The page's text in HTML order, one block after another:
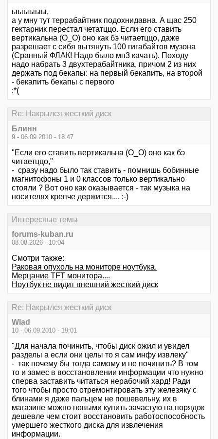
ыыыыыы,
а у мну тут террабайтник подохнидавна. А щас 250
гектарник перестал четатццо. Если его ставить
вертикальна (О_О) оно как бэ читаетццо, даже
разрешает с сибя вытянуть 100 гигабайтов музона
(Сранный ФЛАК! Надо было мп3 качать). Походу
надо набрать 3 двухтерабайтника, причом 2 из них
держать под бекапы: на первый бекапить, на второй
- бекапить бекапы с первого
:*(
Re: Накрылся жесткий диск
Блинн
9 - 06.09.2010 - 18:47
"Если его ставить вертикальна (О_О) оно как бэ
читаетццо,"
- сразу надо было так ставить - помнишь бобинные
магнитофоны 1 и 0 классов только вертикально
стояли ? Вот оно как оказывается - так музыка на
носителях крепче держится.... :-)
Интересные темы
forums-kuban.ru
08.08.2026 - 10:04
Смотри также:
Раковая опухоль на мониторе ноутбука.
Мерцание TFT монитора....
Ноутбук не видит внешний жесткий диск
Re: Накрылся жесткий диск
Wlad
10 - 06.09.2010 - 19:01
"Для начала починить, чтобы диск ожил и увидел
разделы а если они целы то я сам инфу извлеку"
- так почему бы тогда самому и не починить? В том
то и замес в восстановлении информации что нужно
сперва заставить читаться нерабочий хард! Ради
того чтобы просто отремонтировать эту железяку с
блинами я даже пальцем не пошевельну, их в
магазине можно новыми купить зачастую на порядок
дешевле чем стоит восстановить работоспособность
умершего жесткого диска для извлечения
информации.